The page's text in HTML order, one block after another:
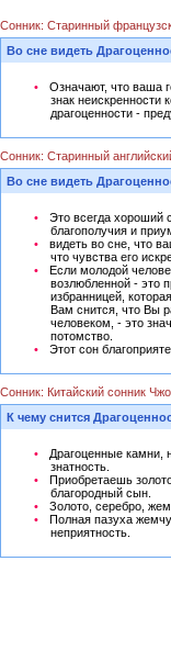
Сонник: Старинный
Во сне видеть
Означают, что ваша
знак
драгоценности -
Сонник: Старинный
Во сне видеть
Это всегда хороший
благополучия и
видеть во сне, что
что чувства его
Если молодой
возлюбленной - это
избранницей,
Вам снится, что Вы
человеком, - это
потомство.
Этот сон
Сонник: Китайский сонник
К чему снится
Драгоценные камни,
знатность.
Приобретаешь
благородный сын.
Золото, серебро,
Полная пазуха
неприятность.